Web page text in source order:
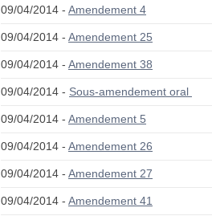
09/04/2014 - Amendement 4
09/04/2014 - Amendement 25
09/04/2014 - Amendement 38
09/04/2014 - Sous-amendement oral
09/04/2014 - Amendement 5
09/04/2014 - Amendement 26
09/04/2014 - Amendement 27
09/04/2014 - Amendement 41